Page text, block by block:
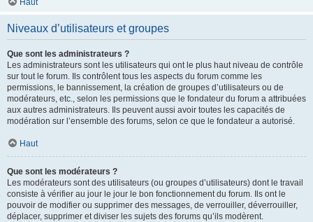
Haut
Niveaux d’utilisateurs et groupes
Que sont les administrateurs ?
Les administrateurs sont les utilisateurs qui ont le plus haut niveau de contrôle
sur tout le forum. Ils contrôlent tous les aspects du forum comme les
permissions, le bannissement, la création de groupes d’utilisateurs ou de
modérateurs, etc., selon les permissions que le fondateur du forum a attribuées
aux autres administrateurs. Ils peuvent aussi avoir toutes les capacités de
modération sur l’ensemble des forums, selon ce que le fondateur a autorisé.
Haut
Que sont les modérateurs ?
Les modérateurs sont des utilisateurs (ou groupes d’utilisateurs) dont le travail
consiste à vérifier au jour le jour le bon fonctionnement du forum. Ils ont le
pouvoir de modifier ou supprimer des messages, de verrouiller, déverrouiller,
déplacer, supprimer et diviser les sujets des forums qu’ils modèrent.